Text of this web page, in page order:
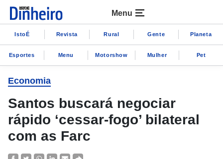
Menu
IstoÉ Revista Rural Gente Planeta
Esportes Menu Motorshow Mulher Pet
Economia
Santos buscará negociar
rápido ‘cessar-fogo’ bilateral
com as Farc